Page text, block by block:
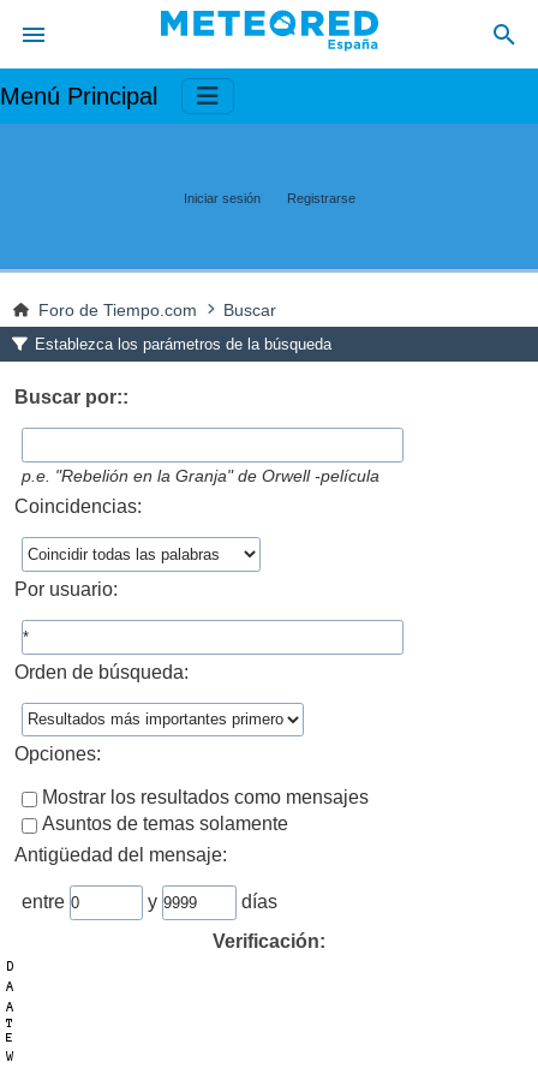
Menú Principal
Iniciar sesión Registrarse
Foro de Tiempo.com Buscar
Establezca los parámetros de la búsqueda
Buscar por::
p.e. "Rebelión en la Granja" de Orwell -película
Coincidencias:
Por usuario:
Orden de búsqueda:
Opciones:
Mostrar los resultados como mensajes
Asuntos de temas solamente
Antigüedad del mensaje:
entre y
días
Verificación: